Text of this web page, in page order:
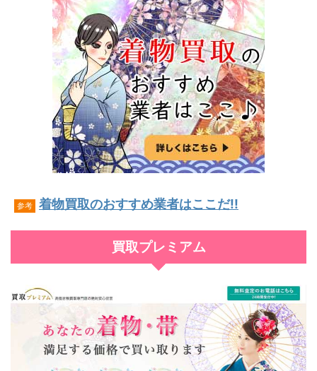
参考 着物買取のおすすめ業者はここだ!!
買取プレミアム